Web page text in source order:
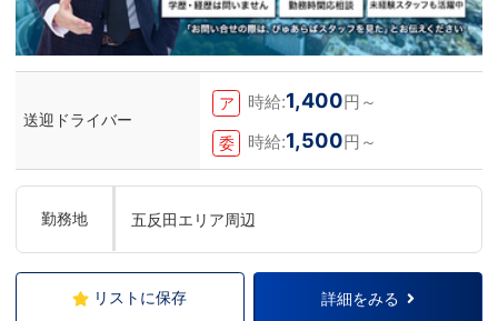
送迎ドライバー
ア 時給:1,400円～
委 時給:1,500円～
勤務地 五反田エリア周辺
リストに保存 詳細をみる